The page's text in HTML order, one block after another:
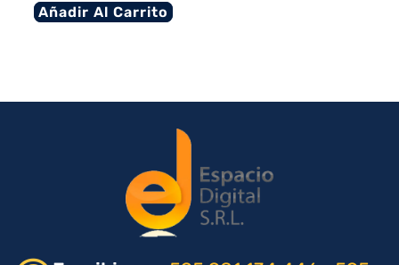
Añadir Al Carrito